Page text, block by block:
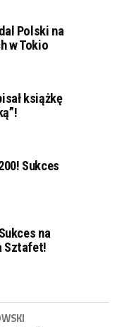
Polski na
w Tokio
książkę
Sukces
na
Sztafet!